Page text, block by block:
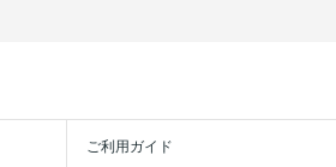
ご利用ガイド